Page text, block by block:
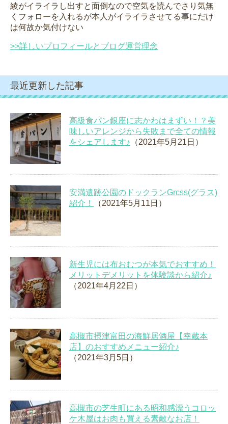
綾がイライラし出すと面倒なので空気を読んでさり気無
くフォローを入れるが本人がイライラさせてる事にだけ
は何故か気付けない
>>詳しいプロフィールとブログ運営理念
最近更新した記事
高級食パン銀座に志かわはまずい！？美
味しいアレンジから失敗まで全ての情報
をシェアします♪ （2021年5月21日）
安満遺跡公園のドックランGrcss(グラス)
紹介！
（2021年5月11日）
新生児には布おむつが本気でおすすめ！
メリットデメリットを体験談から紹介♪
（2021年4月22日）
高槻市摂津富田の海鮮居酒屋【幸蔵本
店】のおすすめメニュー紹介♪
（2021年3月5日）
高槻市の芝生町にある昭和感漂うコロッ
ケ木屋はお肉も買える素敵なお店！